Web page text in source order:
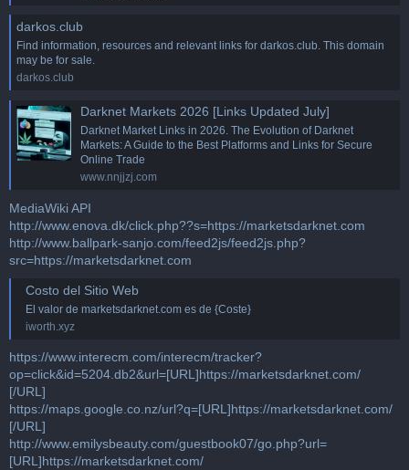
darkos.club
Find information, resources and relevant links for darkos.club. This domain
may be for sale.
darkos.club
Darknet Markets 2026 [Links Updated July]
Darknet Market Links in 2026. The Evolution of Darknet
Markets: A Guide to the Best Platforms and Links for Secure
Online Trade
www.nnjjzj.com
MediaWiki API
http://www.enova.dk/click.php??s=https://marketsdarknet.com
http://www.ballpark-sanjo.com/feed2js/feed2js.php?
src=https://marketsdarknet.com
Costo del Sitio Web
El valor de marketsdarknet.com es de {Coste}
iworth.xyz
https://www.interecm.com/interecm/tracker?
op=click&id=5204.db2&url=[URL]https://marketsdarknet.com/
[/URL]
https://maps.google.co.nz/url?q=[URL]https://marketsdarknet.com/
[/URL]
http://www.emilysbeauty.com/guestbook07/go.php?url=
[URL]https://marketsdarknet.com/